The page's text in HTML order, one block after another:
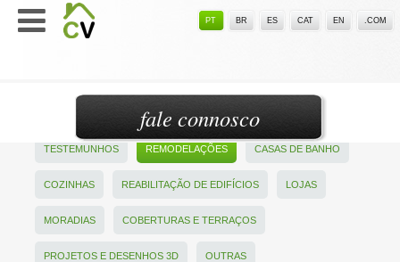
PT BR ES CAT EN .COM
TESTEMUNHOS REMODELAÇÕES CASAS DE BANHO
COZINHAS REABILITAÇÃO DE EDIFÍCIOS LOJAS
MORADIAS COBERTURAS E TERRAÇOS
PROJETOS E DESENHOS 3D OUTRAS
fale connosco